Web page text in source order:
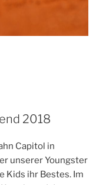
2018
Capitol in
unserer Youngster
Kids ihr Bestes. Im